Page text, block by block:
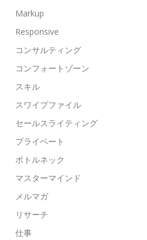
Markup
Responsive
コンサルティング
コンフォートゾーン
スキル
スワイプファイル
セールスライティング
プライベート
ボトルネック
マスターマインド
メルマガ
リサーチ
仕事